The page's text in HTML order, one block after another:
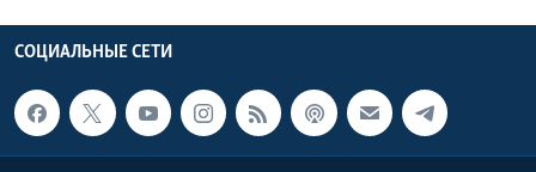
СОЦИАЛЬНЫЕ СЕТИ